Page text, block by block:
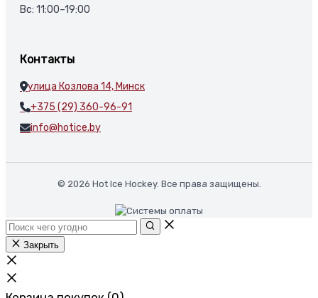
Вс: 11:00–19:00
Контакты
улица Козлова 14, Минск
+375 (29) 360-96-91
info@hotice.by
© 2026 Hot Ice Hockey. Все права защищены.
Закрыть